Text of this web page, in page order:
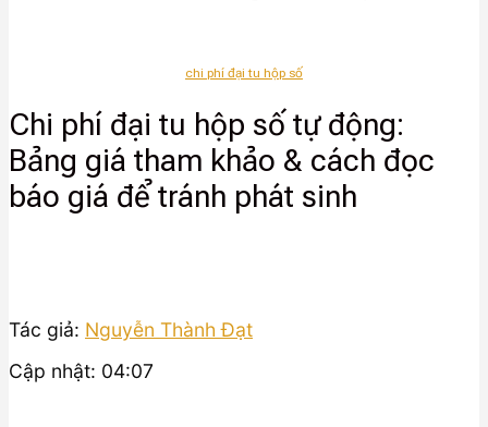
chi phí đại tu hộp số
Chi phí đại tu hộp số tự động:
Bảng giá tham khảo & cách đọc
báo giá để tránh phát sinh
Tác giả: Nguyễn Thành Đạt
Cập nhật: 04:07